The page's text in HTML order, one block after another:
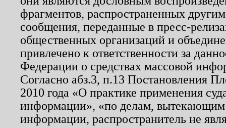
фрагментов, распространенных
сообщения, переданные в пресс-
общественных организаций и
привлечено к ответственности за
Федерации о средствах массовой
Согласно абз.3, п.13 Постановления
2010 года «О практике применения
информации», «по делам, вытекающим
информации, распространитель не